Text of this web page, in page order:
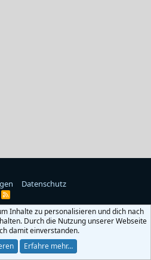
Datenschutz
R
SInhalte zu personalisieren und dich nach
Durch die Nutzung unserer Webseite
damit einverstanden.
Erfahre mehr…